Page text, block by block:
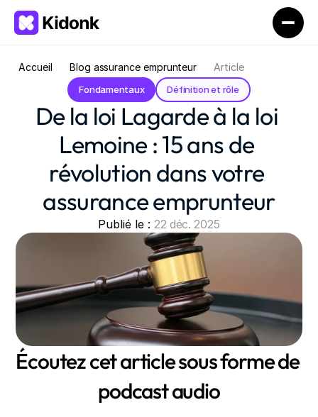
Accueil Blog assurance emprunteur Article
Fondamentaux Définition et rôle
De la loi Lagarde à la loi
Lemoine : 15 ans de
révolution dans votre
assurance emprunteur
Publié le : 22 déc. 2025
Écoutez cet article sous forme de
podcast audio